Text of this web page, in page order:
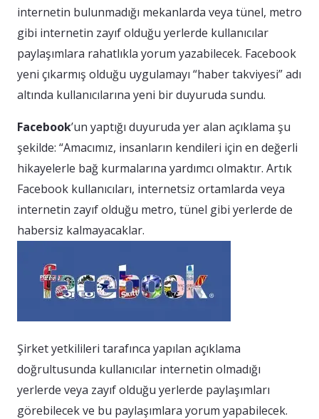
internetin bulunmadığı mekanlarda veya tünel, metro
gibi internetin zayıf olduğu yerlerde kullanıcılar
paylaşımlara rahatlıkla yorum yazabilecek. Facebook
yeni çıkarmış olduğu uygulamayı “haber takviyesi” adı
altında kullanıcılarına yeni bir duyuruda sundu.
Facebook’un yaptığı duyuruda yer alan açıklama şu
şekilde: “Amacımız, insanların kendileri için en değerli
hikayelerle bağ kurmalarına yardımcı olmaktır. Artık
Facebook kullanıcıları, internetsiz ortamlarda veya
internetin zayıf olduğu metro, tünel gibi yerlerde de
habersiz kalmayacaklar.
Şirket yetkilileri tarafınca yapılan açıklama
doğrultusunda kullanıcılar internetin olmadığı
yerlerde veya zayıf olduğu yerlerde paylaşımları
görebilecek ve bu paylaşımlara yorum yapabilecek.